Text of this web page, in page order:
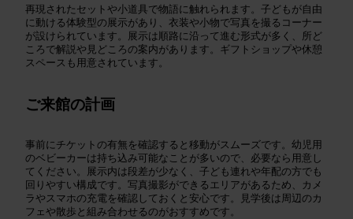
再現されたセットや小道具で物語に触れられます。子どもが自由
に動ける体験型の展示があり、衣装や小物で写真を撮るコーナー
が設けられています。展示は順路に沿って進む形式が多く、所ど
ころで解説や見どころの案内があります。ギフトショップや休憩
スペースも用意されています。
ご来館の計画
事前にチケットの有無を確認すると移動がスムーズです。幼児用
のベビーカーは持ち込み可能なことが多いので、必要なら用意し
てください。展示内は段差が少なく、子ども連れや年配の方でも
回りやすい構成です。写真撮影ができるエリアがあるため、カメ
ラやスマホの充電を確認しておくと安心です。見学後は周辺のカ
フェや散歩と組み合わせるのがおすすめです。